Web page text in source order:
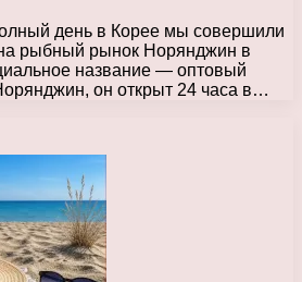
день в Корее мы совершили
рыбный рынок Норянджин в
название — оптовый
он открыт 24 часа в…